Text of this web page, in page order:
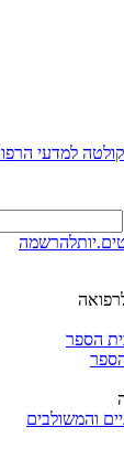
למדעי
להרשמה
הספר
והמשולבים